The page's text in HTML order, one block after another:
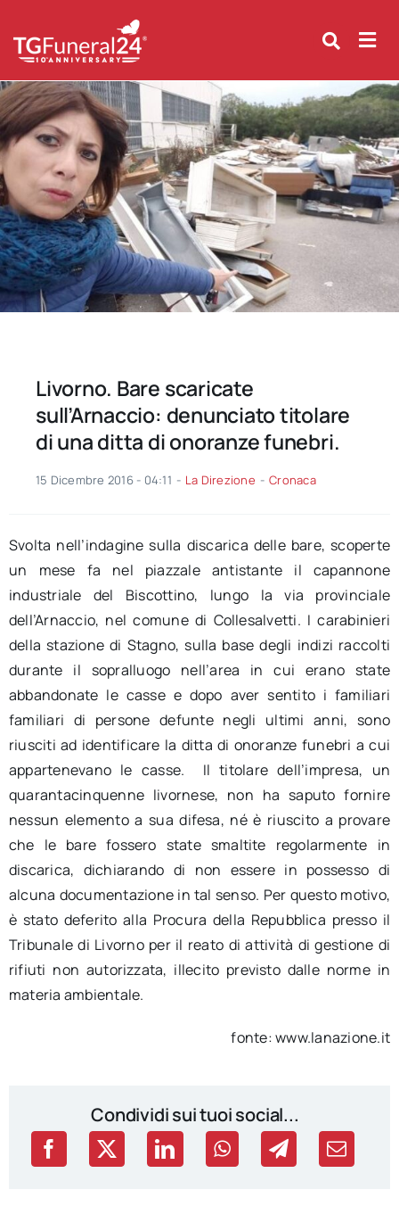
content
Livorno. Bare scaricate
sull’Arnaccio: denunciato titolare
di una ditta di onoranze funebri.
15 Dicembre 2016 - 04:11 - La Direzione - Cronaca
Svolta nell’indagine sulla discarica delle bare, scoperte
un mese fa nel piazzale antistante il capannone
industriale del Biscottino, lungo la via provinciale
dell’Arnaccio, nel comune di Collesalvetti. I carabinieri
della stazione di Stagno, sulla base degli indizi raccolti
durante il sopralluogo nell’area in cui erano state
abbandonate le casse e dopo aver sentito i familiari
familiari di persone defunte negli ultimi anni, sono
riusciti ad identificare la ditta di onoranze funebri a cui
appartenevano le casse.
Il titolare dell’impresa, un
quarantacinquenne livornese, non ha saputo fornire
nessun elemento a sua difesa, né è riuscito a provare
che le bare fossero state smaltite regolarmente in
discarica, dichiarando di non essere in possesso di
alcuna documentazione in tal senso. Per questo motivo,
è stato deferito alla Procura della Repubblica presso il
Tribunale di Livorno per il reato di attività di gestione di
rifiuti non autorizzata, illecito previsto dalle norme in
materia ambientale.
fonte: www.lanazione.it
Condividi sui tuoi social...